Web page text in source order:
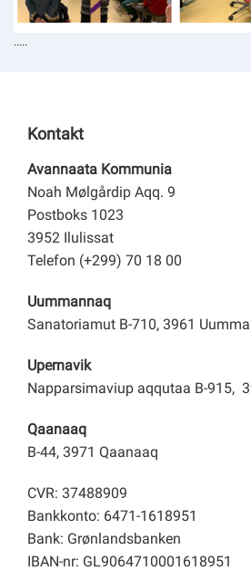
.....
Kontakt
Avannaata Kommunia
Noah Mølgårdip Aqq. 9
Postboks 1023
3952 Ilulissat
Telefon (+299) 70 18 00
Uummannaq
Sanatoriamut B-710, 3961
Upernavik
Napparsimaviup aqqutaa B-915,
Qaanaaq
B-44, 3971 Qaanaaq
CVR: 37488909
Bankkonto: 6471-1618951
Bank: Grønlandsbanken
IBAN-nr: GL9064710001618951